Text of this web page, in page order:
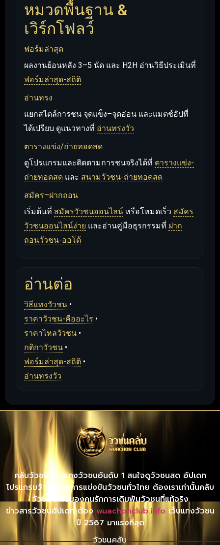
หมวดพื้นฐาน &
เวิร์กโฟลว์
ฟอร์มล่าสุด
ผลงานย้อนหลัง 3–5 นัด และ H2H อ่านวิธีประเมินที่
ฟอร์มล่าสุด-สถิติ
อ่านทรง
แยกสไตล์การชน จุดแข็ง–จุดอ่อน และแมตช์อัปที่
ได้เปรียบ ดูแนวทางที่ อ่านทรงวัว
ตารางแข่ง/ถ่ายทอดสด
ดูโปรแกรมและติดตามการชนจริงได้ที่ ตารางแข่ง-
ถ่ายทอดสด และ สนามวัวชน-ถ่ายทอดสด
สมัคร–ฝากถอน
เริ่มต้นที่ สมัครวัวชนออนไลน์ หรือโหมดเร็ว สมัคร
วัวชนออนไลน์ง่าย และอ่านคู่มือธุรกรรมที่ ฝาก
ถอนวัวชน-ออโต้
อ่านต่อ
วิธีแทงวัวชน •
ราคาวัวชน-คืออะไร •
ราคาไหลวัวชน •
กติกาวัวชน •
ฟอร์มล่าสุด-สถิติ •
อ่านทรงวัว
คลับวัวชน เว็บแทงวัวชนอันดับ 1 สนใจดูวัวชนสด อัปเดท
โปรแกรมวัวชน ผลการแข่งขันวัวชนทั่วไทย ต้องเราเท่านั้นคลับ
วัวชน คลับของคนรักการเดิมพันวัวชนที่แท้จริง
ข่าวสารวัวชนอัปเดท ต้อง wuachonclub.info เว็บแทงวัวชน
ปี 2567 มาแรงที่สุด
วัวชนคลับ